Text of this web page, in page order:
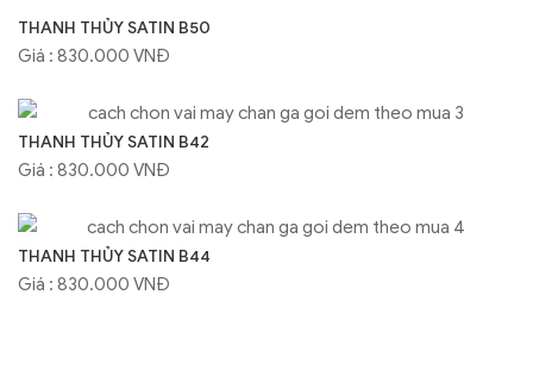
THANH THỦY SATIN B50
Giá : 830.000 VNĐ
THANH THỦY SATIN B42
Giá : 830.000 VNĐ
THANH THỦY SATIN B44
Giá : 830.000 VNĐ